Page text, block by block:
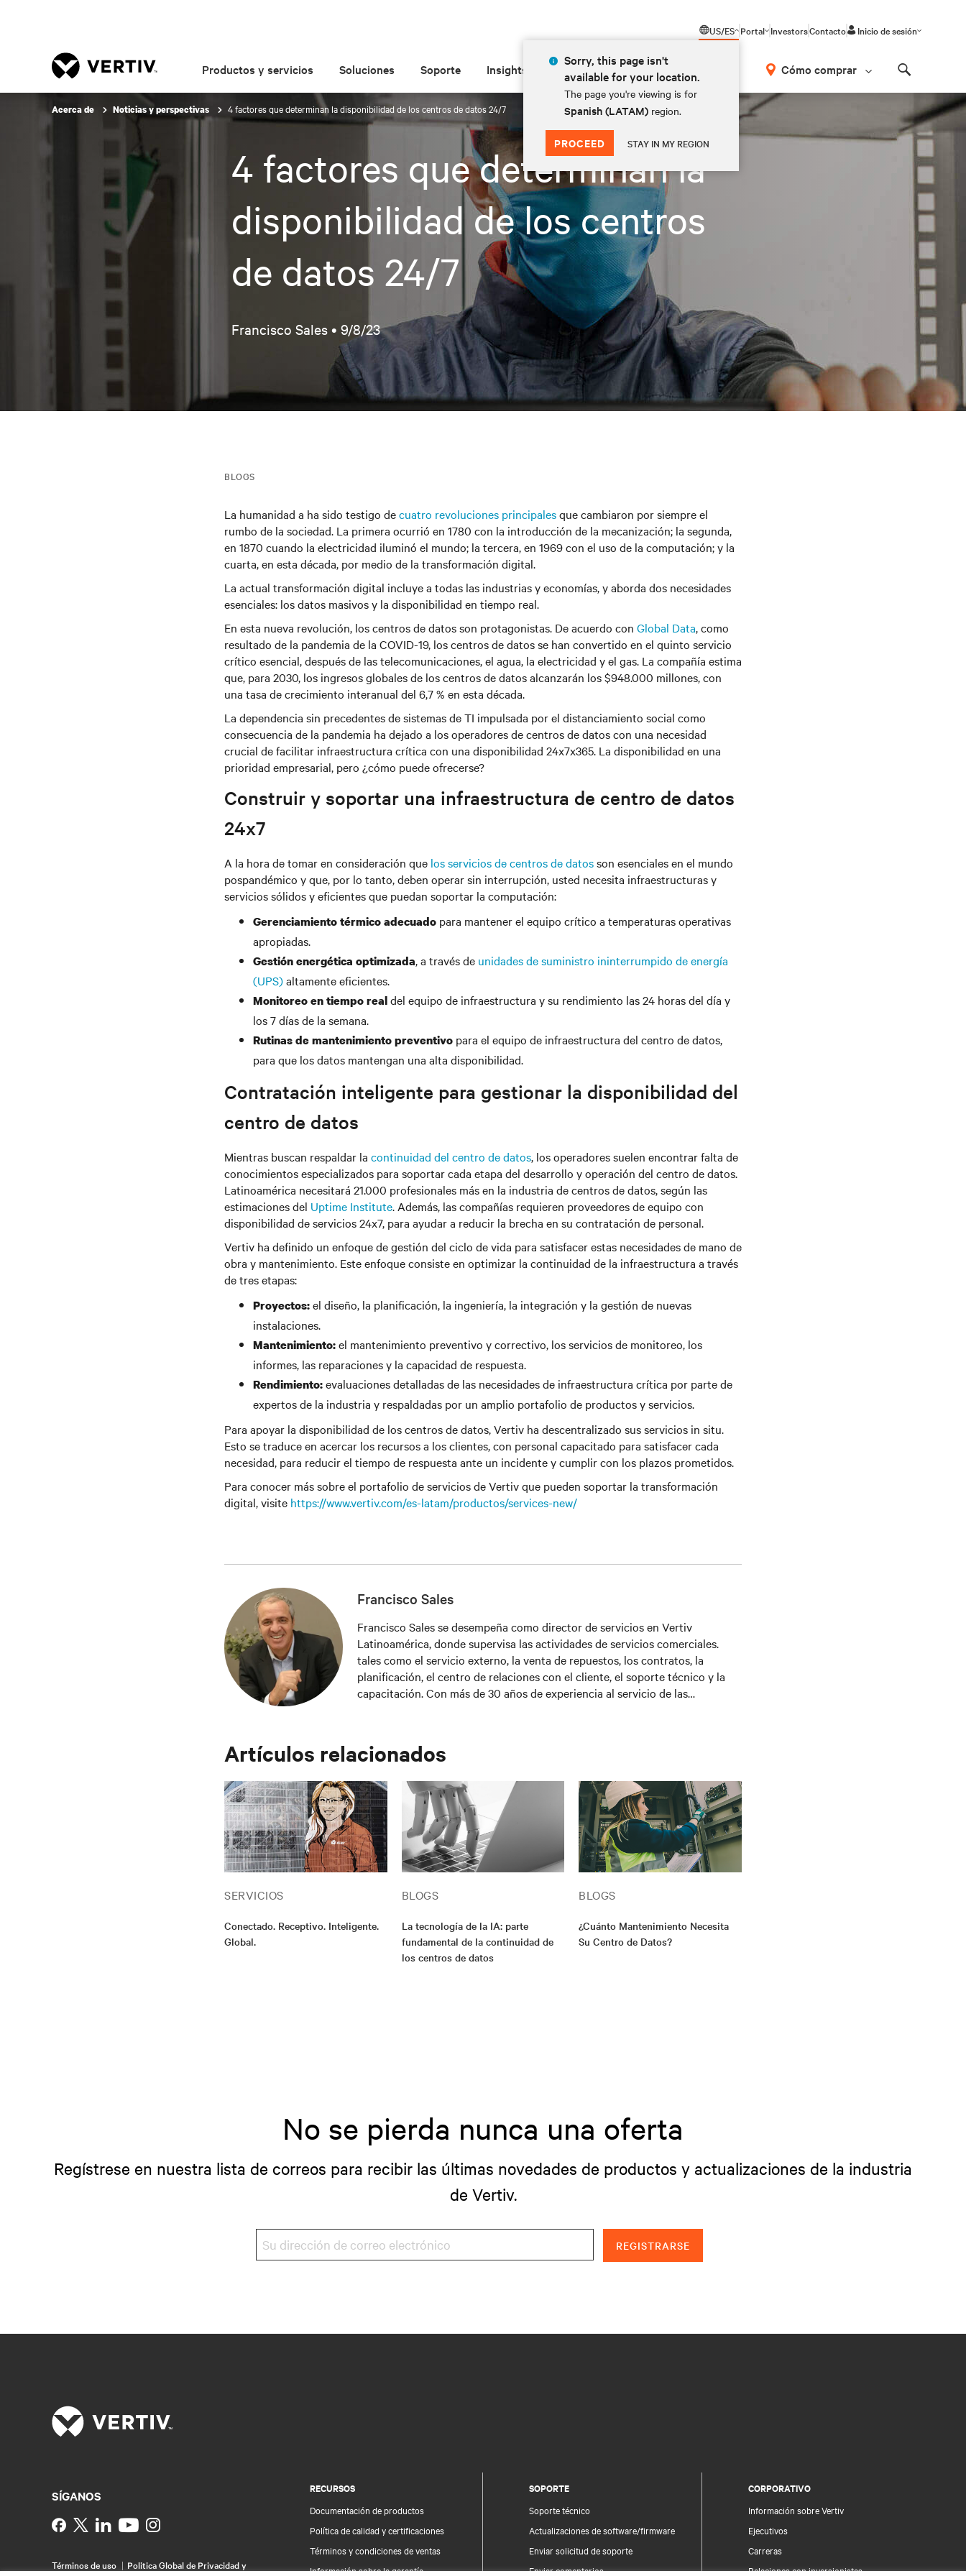
US/ES
Sorry, this page isn't
available for your location.
The page you're viewing is for
Spanish (LATAM) region.
PROCEED STAY IN MY REGION
Portal InvestorsContacto Inicio de sesión
Productos y servicios Soluciones Soporte Insights Acerca de Cómo comprar
Acerca de Noticias y perspectivas 4 factores que determinan la disponibilidad de los centros de datos 24/7
4 factores que determinan la
disponibilidad de los centros
de datos 24/7
Francisco Sales • 9/8/23
BLOGS
La humanidad a ha sido testigo decuatro revoluciones principalesque cambiaron por siempre el
rumbo de la sociedad. La primera ocurrió en 1780 con la introducción de la mecanización; la segunda,
en 1870 cuando la electricidad iluminó el mundo; la tercera, en 1969 con el uso de la computación; y la
cuarta, en esta década, por medio de la transformación digital.
La actual transformación digital incluye a todas las industrias y economías, y aborda dos necesidades
esenciales: los datos masivos y la disponibilidad en tiempo real.
En esta nueva revolución, los centros de datos son protagonistas. De acuerdo con Global Data, como
resultado de la pandemia de la COVID-19, los centros de datos se han convertido en el quinto servicio
crítico esencial, después de las telecomunicaciones, el agua, la electricidad y el gas. La compañía estima
que, para 2030, los ingresos globales de los centros de datos alcanzarán los $948.000 millones, con
una tasa de crecimiento interanual del 6,7 % en esta década.
La dependencia sin precedentes de sistemas de TI impulsada por el distanciamiento social como
consecuencia de la pandemia ha dejado a los operadores de centros de datos con una necesidad
crucial de facilitar infraestructura crítica con una disponibilidad 24x7x365. La disponibilidad en una
prioridad empresarial, pero ¿cómo puede ofrecerse?
Construir y soportar una infraestructura de centro de datos
24x7
A la hora de tomar en consideración que los servicios de centros de datosson esenciales en el mundo
pospandémico y que, por lo tanto, deben operar sin interrupción, usted necesita infraestructuras y
servicios sólidos y eficientes que puedan soportar la computación:
Gerenciamiento térmico adecuado para mantener el equipo crítico a temperaturas operativas
apropiadas.
Gestión energética optimizada, a través de unidades de suministro ininterrumpido de energía
(UPS)altamente eficientes.
Monitoreo en tiempo realdel equipo de infraestructura y su rendimiento las 24 horas del día y
los 7 días de la semana.
Rutinas de mantenimiento preventivo para el equipo de infraestructura del centro de datos,
para que los datos mantengan una alta disponibilidad.
Contratación inteligente para gestionar la disponibilidad del
centro de datos
Mientras buscan respaldar la continuidad del centro de datos, los operadores suelen encontrar falta de
conocimientos especializados para soportar cada etapa del desarrollo y operación del centro de datos.
Latinoamérica necesitará 21.000 profesionales más en la industria de centros de datos, según las
estimaciones del Uptime Institute. Además, las compañías requieren proveedores de equipo con
disponibilidad de servicios 24x7, para ayudar a reducir la brecha en su contratación de personal.
Vertiv ha definido un enfoque de gestión del ciclo de vida para satisfacer estas necesidades de mano de
obra y mantenimiento. Este enfoque consiste en optimizar la continuidad de la infraestructura a través
de tres etapas:
Proyectos:el diseño, la planificación, la ingeniería, la integración y la gestión de nuevas
instalaciones.
Mantenimiento:el mantenimiento preventivo y correctivo, los servicios de monitoreo, los
informes, las reparaciones y la capacidad de respuesta.
Rendimiento:evaluaciones detalladas de las necesidades de infraestructura crítica por parte de
expertos de la industria y respaldadas por un amplio portafolio de productos y servicios.
Para apoyar la disponibilidad de los centros de datos, Vertiv ha descentralizado sus servicios in situ.
Esto se traduce en acercar los recursos a los clientes, con personal capacitado para satisfacer cada
necesidad, para reducir el tiempo de respuesta ante un incidente y cumplir con los plazos prometidos.
Para conocer más sobre el portafolio de servicios de Vertiv que pueden soportar la transformación
digital, visite https://www.vertiv.com/es-latam/productos/services-new/
Francisco Sales
Francisco Sales se desempeña como director de servicios en Vertiv
Latinoamérica, donde supervisa las actividades de servicios comerciales.
tales como el servicio externo, la venta de repuestos, los contratos, la
planificación, el centro de relaciones con el cliente, el soporte técnico y la
capacitación. Con más de 30 años de experiencia al servicio de las
parte de Vertiv desde el 2016 y ha hecho un importante aporte en el
crecimiento sostenible de la compañía, enfocado en forjar relaciones a largo
Artículos relacionados
SERVICIOS
Conectado. Receptivo. Inteligente.
Global.
BLOGS
La tecnología de la IA: parte
fundamental de la continuidad de
los centros de datos
BLOGS
¿Cuánto Mantenimiento Necesita
Su Centro de Datos?
No se pierda nunca una oferta
Regístrese en nuestra lista de correos para recibir las últimas novedades de productos y actualizaciones de la industria
de Vertiv.
REGISTRARSE
RECURSOS
Documentación de productos
Política de calidad y certificaciones
Términos y condiciones de ventas
Información sobre la garantía
SOPORTE
Soporte técnico
Actualizaciones de software/firmware
Enviar solicitud de soporte
Enviar comentarios
CORPORATIVO
Información sobre Vertiv
Ejecutivos
Carreras
Relaciones con inversionistas
SÍGANOS
Instagram
Términos de uso
Politica Global de Privacidad y